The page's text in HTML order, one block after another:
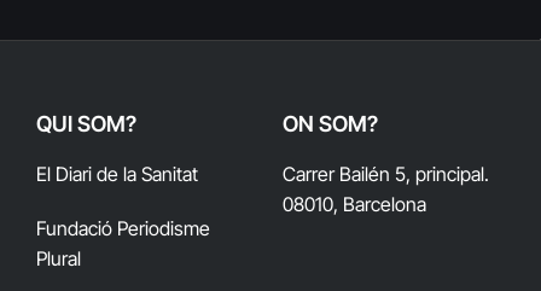
QUI SOM?
El Diari de la Sanitat
Fundació Periodisme
Plural
ON SOM?
Carrer Bailén 5, principal.
08010, Barcelona